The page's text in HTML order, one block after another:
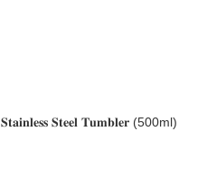
𝐒𝐭𝐚𝐢𝐧𝐥𝐞𝐬𝐬 𝐒𝐭𝐞𝐞𝐥 𝐓𝐮𝐦𝐛𝐥𝐞𝐫 (500ml)